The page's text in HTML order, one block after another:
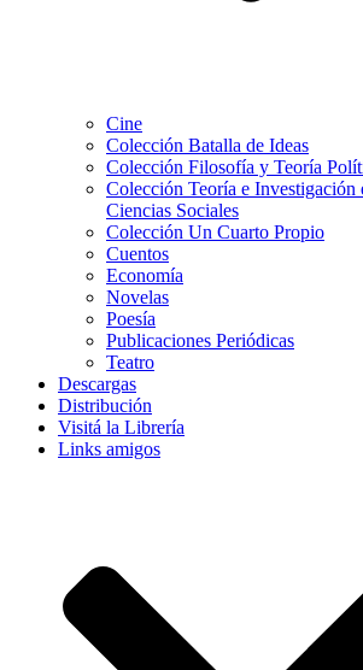
Cine
Colección Batalla de Ideas
Colección Filosofía y Teoría
Colección Teoría e Investigación
Ciencias Sociales
Colección Un Cuarto Propio
Cuentos
Economía
Novelas
Poesía
Publicaciones Periódicas
Teatro
Descargas
Distribución
Visitá la Librería
Links amigos